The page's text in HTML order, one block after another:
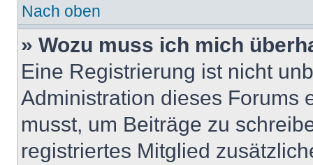
Nach oben
» Wozu muss ich mich
Eine Registrierung ist nicht
Administration dieses Forums
musst, um Beiträge zu
registriertes Mitglied